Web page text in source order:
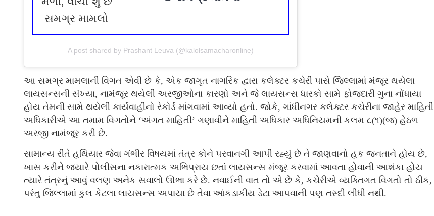
A post shared by Prashant Leuva (@kalolsamacharonline)
આ સમગ્ર મામલાની વિગત એવી છે કે, એક જાગૃત નાગરિક દ્વારા કલેક્ટર કચેરી પાસે જિલ્લામાં મંજૂર થયેલા
લાયસન્સની સંખ્યા, નામંજૂર થયેલી અરજીઓના કારણો અને જે લાયસન્સ ધારકો સામે ફોજદારી ગુના નોંધાયા
હોય તેમની સામે થયેલી કાર્યવાહીનો રેકોર્ડ માંગવામાં આવ્યો હતો. જોકે, ગાંધીનગર કલેક્ટર કચેરીના જાહેર માહિતી
અધિકારીએ આ તમામ વિગતોને ‘અંગત માહિતી’ ગણાવીને માહિતી અધિકાર અધિનિયમની કલમ ૮(૧)(જ) હેઠળ
અરજી નામંજૂર કરી છે.
સામાન્ય રીતે હથિયાર જેવા ગંભીર વિષયમાં તંત્ર કોને પરવાનગી આપી રહ્યું છે તે જાણવાનો હક જનતાને હોય છે,
ખાસ કરીને જ્યારે પોલીસના નકારાત્મક અભિપ્રાય છતાં લાયસન્સ મંજૂર કરવામાં આવતા હોવાની આશંકા હોય
ત્યારે તંત્રનું આવું વલણ અનેક સવાલો ઊભા કરે છે. નવાઈની વાત તો એ છે કે, કચેરીએ વ્યક્તિગત વિગતો તો ઠીક,
પરંતુ જિલ્લામાં કુલ કેટલા લાયસન્સ અપાયા છે તેવા આંકડાકીય ડેટા આપવાની પણ તસ્દી લીધી નથી.